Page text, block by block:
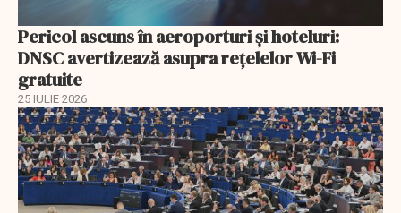
Pericol ascuns în aeroporturi și hoteluri:
DNSC avertizează asupra rețelelor Wi-Fi
gratuite
25 IULIE 2026